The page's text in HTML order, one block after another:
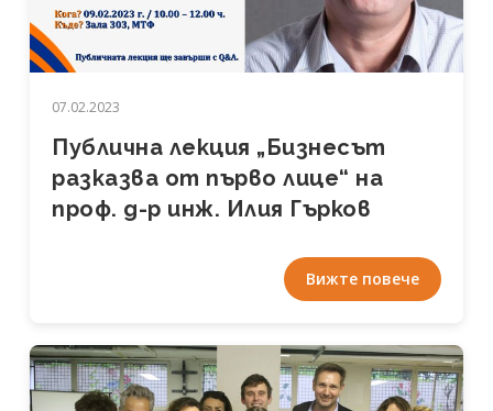
07.02.2023
Публична лекция „Бизнесът
разказва от първо лице“ на
проф. д-р инж. Илия Гърков
Вижте повече